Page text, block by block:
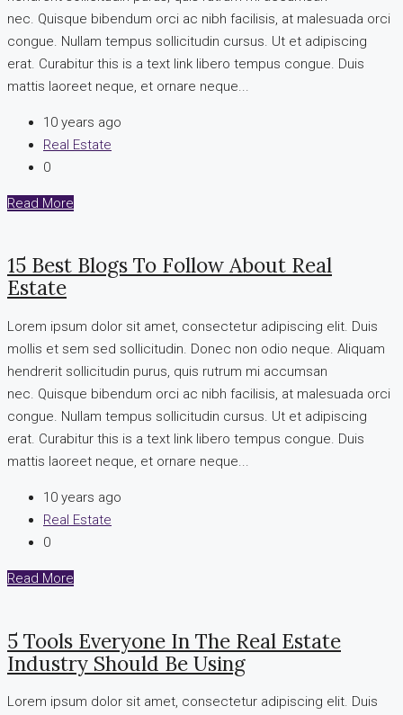
nec. Quisque bibendum orci ac nibh facilisis, at malesuada orci
congue. Nullam tempus sollicitudin cursus. Ut et adipiscing
erat. Curabitur this is a text link libero tempus congue. Duis
mattis laoreet neque, et ornare neque...
10 years ago
Real Estate
0
Read More
15 Best Blogs To Follow About Real
Estate
Lorem ipsum dolor sit amet, consectetur adipiscing elit. Duis
mollis et sem sed sollicitudin. Donec non odio neque. Aliquam
hendrerit sollicitudin purus, quis rutrum mi accumsan
nec. Quisque bibendum orci ac nibh facilisis, at malesuada orci
congue. Nullam tempus sollicitudin cursus. Ut et adipiscing
erat. Curabitur this is a text link libero tempus congue. Duis
mattis laoreet neque, et ornare neque...
10 years ago
Real Estate
0
Read More
5 Tools Everyone In The Real Estate
Industry Should Be Using
Lorem ipsum dolor sit amet, consectetur adipiscing elit. Duis